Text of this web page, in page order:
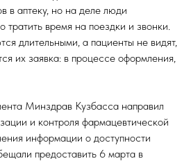
в аптеку, но на деле люди
тратить время на поездки и звонки.
длительными, а пациенты не видят,
их заявка: в процессе оформления,
Минздрав Кузбасса направил
и контроля фармацевтической
информации о доступности
предоставить 6 марта в